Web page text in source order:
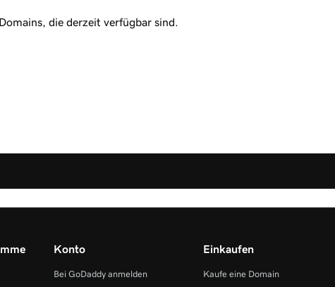
die derzeit verfügbar sind.
Konto
Bei GoDaddy anmelden
Einkaufen
Kaufe eine Domain